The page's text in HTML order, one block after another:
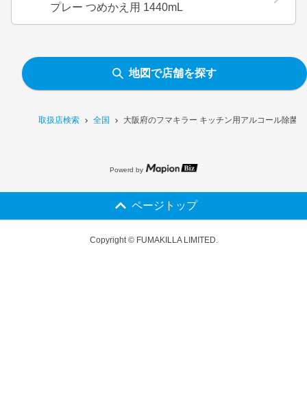
取扱店検索 全国 大阪府のフマキラー キッチン用アルコール除菌
プレー つめかえ用 1440mL
地図で店舗を探す
Powerd by
ページトップ
Copyright © FUMAKILLA LIMITED.